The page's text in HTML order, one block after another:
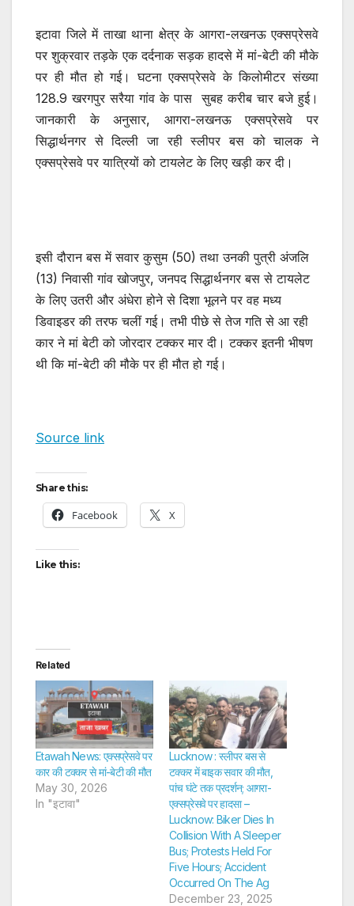
इटावा जिले में ताखा थाना क्षेत्र के आगरा-लखनऊ एक्सप्रेसवे
पर शुक्रवार तड़के एक दर्दनाक सड़क हादसे में मां-बेटी की मौके
पर ही मौत हो गई। घटना एक्सप्रेसवे के किलोमीटर संख्या
128.9 खरगपुर सरैया गांव के पास सुबह करीब चार बजे हुई।
जानकारी के अनुसार, आगरा-लखनऊ एक्सप्रेसवे पर
सिद्धार्थनगर से दिल्ली जा रही स्लीपर बस को चालक ने
एक्सप्रेसवे पर यात्रियों को टायलेट के लिए खड़ी कर दी।
इसी दौरान बस में सवार कुसुम (50) तथा उनकी पुत्री अंजलि
(13) निवासी गांव खोजपुर, जनपद सिद्धार्थनगर बस से टायलेट
के लिए उतरी और अंधेरा होने से दिशा भूलने पर वह मध्य
डिवाइडर की तरफ चलीं गई। तभी पीछे से तेज गति से आ रही
कार ने मां बेटी को जोरदार टक्कर मार दी। टक्कर इतनी भीषण
थी कि मां-बेटी की मौके पर ही मौत हो गई।
Source link
Share this:
Facebook X
Like this:
Related
Etawah News: एक्सप्रेसवे पर
कार की टक्कर से मां-बेटी की मौत
May 30, 2026
In "इटावा"
Lucknow : स्लीपर बस से
टक्कर में बाइक सवार की मौत,
पांच घंटे तक प्रदर्शन; आगरा-
एक्सप्रेसवे पर हादसा –
Lucknow: Biker Dies In
Collision With A Sleeper
Bus; Protests Held For
Five Hours; Accident
Occurred On The Ag
December 23, 2025